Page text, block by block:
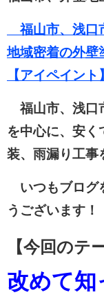
福山市、浅口
地域密着の外壁
【アイペイント
福山市、浅口
を中心に、安く
装、雨漏り工事
いつもブログ
うございます！
【今回のテ
改めて知